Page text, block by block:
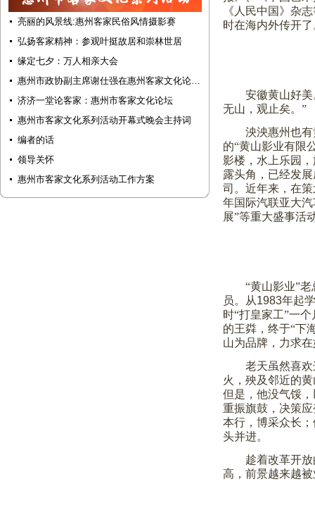
亮丽的风景线:惠州客家民俗风情摄影赛
弘扬客家精神：参观叶挺故居和崇林世居
缘定七夕：万人相亲大会
惠州市政协副主席谢仕强在惠州客家文化论…
济济一堂论客家：惠州市客家文化论坛
惠州市客家文化系列活动开幕式晚会主持词
编者的话
领导关怀
惠州市客家文化系列活动工作方案
《人民中国》杂
时在海内外传开
安徽黄山好
无山，观止矣。”
泱泱惠州也
的“黄山影业有限
影楼，水上乐园
露头角，已经发
司。近年来，在
年国际汽联亚大
展”等重大盛事活
“黄山影业”
员。从1983年起
时“打皇家工”一
的王粦，终于“下
山为品牌，力求
老天虽然喜
火，殃及邻近的
但是，他没气馁
重振旗鼓，决策
本行，博采众长
头并进。
趁着改革开
高，前景越来越